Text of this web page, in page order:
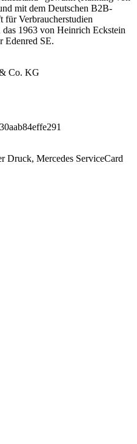
mit dem Deutschen B2B-
für Verbraucherstudien
das 1963 von Heinrich Eckstein
Edenred SE.
Co. KG
Druck, Mercedes ServiceCard